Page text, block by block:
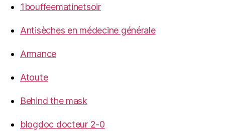
1bouffeematinetsoir
Antisèches en médecine générale
Armance
Atoute
Behind the mask
blogdoc docteur 2-0